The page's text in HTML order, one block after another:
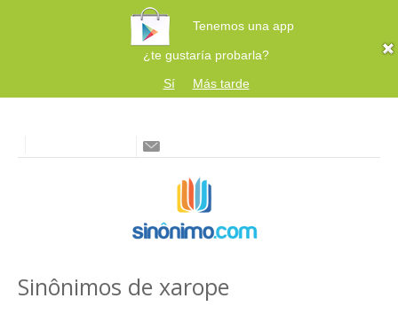
Tenemos una app
¿te gustaría probarla?
Sí
Más tarde
Sinônimos de xarope